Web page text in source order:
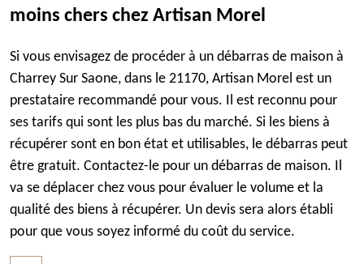
moins chers chez Artisan Morel
Si vous envisagez de procéder à un débarras de maison à
Charrey Sur Saone, dans le 21170, Artisan Morel est un
prestataire recommandé pour vous. Il est reconnu pour
ses tarifs qui sont les plus bas du marché. Si les biens à
récupérer sont en bon état et utilisables, le débarras peut
être gratuit. Contactez-le pour un débarras de maison. Il
va se déplacer chez vous pour évaluer le volume et la
qualité des biens à récupérer. Un devis sera alors établi
pour que vous soyez informé du coût du service.